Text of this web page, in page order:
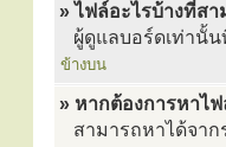
» ไฟล์อะไรบ้างที่ส
ผู้ดูแลบอร์ดเท่านั้
ข้างบน
» หากต้องการหาไฟ
สามารถหาได้จา